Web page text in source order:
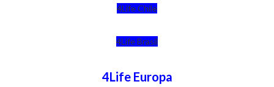
4Life Chile
4Life Brasil
4Life Europa